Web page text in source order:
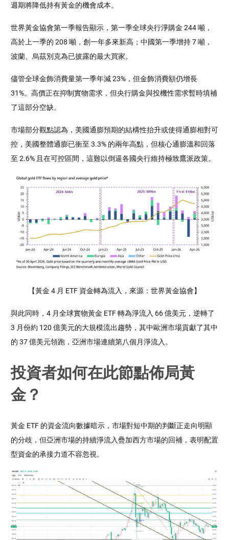
週期將降低持有黃金的機會成本。
世界黃金協會第一季報告顯示，第一季全球央行淨購金 244 噸，
高於上一季的 208 噸，創一年多來新高；中國第一季增持 7 噸，
波蘭、烏茲別克為已披露的最大買家。
儘管全球金飾消費量第一季年減 23%，但金飾消費額仍增長
31%。高價正在抑制實物需求，但央行購金與投機性需求暫時填補
了這部分空缺。
市場部分觀點認為，美國通膨預期的結構性抬升或使得通膨相對可
控，美國整體通膨已衝至 3.3% 的兩年高點，但核心通膨溫和回落
至 2.6% 且在可控區間，這難以倒逼各國央行維持極致鷹派政策。
【黃金 4 月 ETF 資金轉為流入，來源：世界黃金協會】
與此同時，4 月全球實物黃金 ETF 轉為淨流入 66 億美元，逆轉了
3 月份約 120 億美元的大規模流出趨勢，其中歐洲市場貢獻了其中
的 37 億美元領跑，亞洲市場連續第八個月淨流入。
投資者如何在此節點佈局黃
金？
黃金 ETF 的資金流向數據暗示，市場對短中期的判斷正走向明顯
的分歧，但亞洲市場的持續淨流入疊加西方市場的回補，表明配置
型資金的承接力道不容忽視。